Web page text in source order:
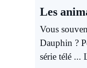
Les
Vous
Dauphin ?
série télé ...